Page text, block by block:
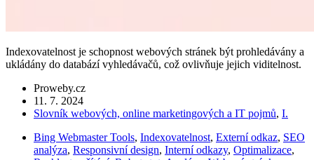
Indexovatelnost je schopnost webových stránek být prohledávány a
ukládány do databází vyhledávačů, což ovlivňuje jejich viditelnost.
Proweby.cz
11. 7. 2024
Slovník webových, online marketingových a IT pojmů, I.
Bing Webmaster Tools, Indexovatelnost, Externí odkaz, SEO
analýza, Responsivní design, Interní odkazy, Optimalizace,